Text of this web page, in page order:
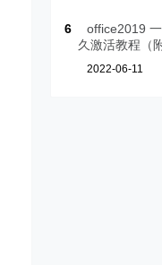
6
office2019
久激活教程（
2022-06-11